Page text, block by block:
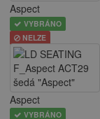
Aspect
VYBRÁNO
NELZE
Aspect
VYBRÁNO